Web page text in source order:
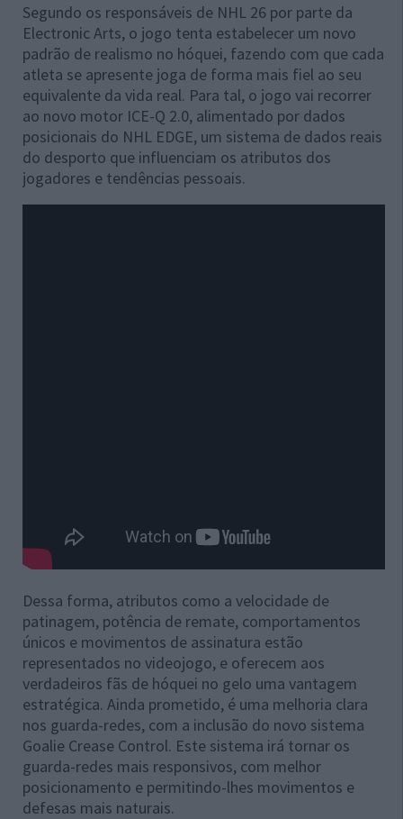
Segundo os responsáveis de NHL 26 por parte da
Electronic Arts, o jogo tenta estabelecer um novo
padrão de realismo no hóquei, fazendo com que cada
atleta se apresente joga de forma mais fiel ao seu
equivalente da vida real. Para tal, o jogo vai recorrer
ao novo motor ICE-Q 2.0, alimentado por dados
posicionais do NHL EDGE, um sistema de dados reais
do desporto que influenciam os atributos dos
jogadores e tendências pessoais.
Dessa forma, atributos como a velocidade de
patinagem, potência de remate, comportamentos
únicos e movimentos de assinatura estão
representados no videojogo, e oferecem aos
verdadeiros fãs de hóquei no gelo uma vantagem
estratégica. Ainda prometido, é uma melhoria clara
nos guarda-redes, com a inclusão do novo sistema
Goalie Crease Control. Este sistema irá tornar os
guarda-redes mais responsivos, com melhor
posicionamento e permitindo-lhes movimentos e
defesas mais naturais.